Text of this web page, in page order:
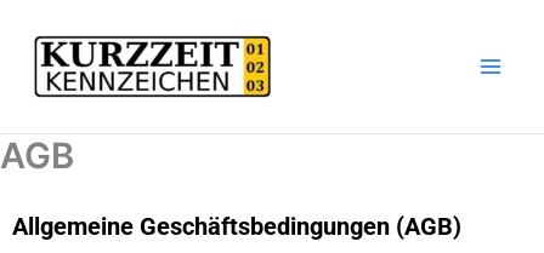
Inhalt
springen
AGB
Allgemeine Geschäftsbedingungen (AGB)